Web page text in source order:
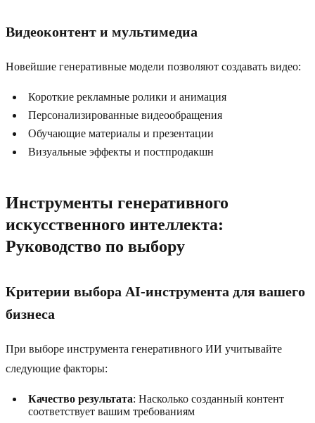
Видеоконтент и мультимедиа
Новейшие генеративные модели позволяют создавать видео:
Короткие рекламные ролики и анимация
Персонализированные видеообращения
Обучающие материалы и презентации
Визуальные эффекты и постпродакшн
Инструменты генеративного
искусственного интеллекта:
Руководство по выбору
Критерии выбора AI-инструмента для вашего
бизнеса
При выборе инструмента генеративного ИИ учитывайте
следующие факторы:
Качество результата: Насколько созданный контент
соответствует вашим требованиям